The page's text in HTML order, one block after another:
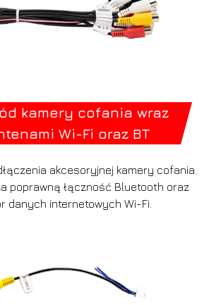
kamery cofania wraz
Wi-Fi oraz BT
akcesoryjnej kamery cofania.
poprawną łączność Bluetooth oraz
danych internetowych Wi-Fi.